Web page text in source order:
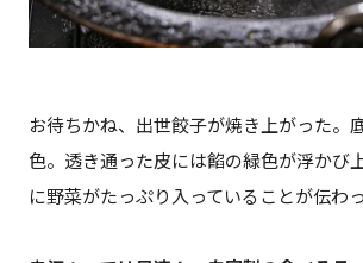
お待ちかね、出世餃子が焼き上がった。
色。透き通った皮には餡の緑色が浮かび
に野菜がたっぷり入っていることが伝わっ